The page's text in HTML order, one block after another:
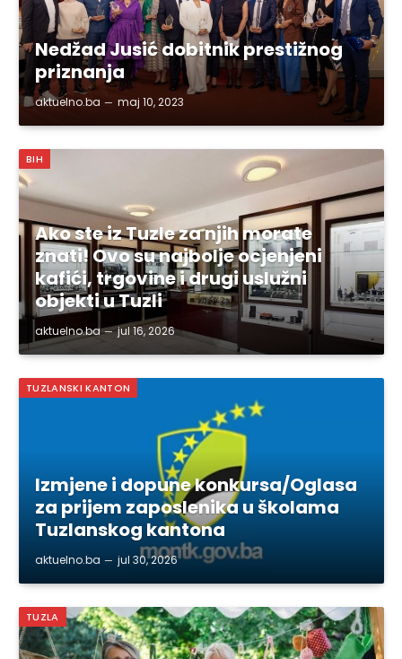
Nedžad Jusić dobitnik prestižnog
priznanja
aktuelno.ba maj 10, 2023
BIH
Ako ste iz Tuzle za njih morate
znati! Ovo su najbolje ocjenjeni
kafići, trgovine i drugi uslužni
objekti u Tuzli
aktuelno.ba jul 16, 2026
TUZLANSKI KANTON
Izmjene i dopune konkursa/Oglasa
za prijem zaposlenika u školama
Tuzlanskog kantona
aktuelno.ba jul 30, 2026
TUZLA